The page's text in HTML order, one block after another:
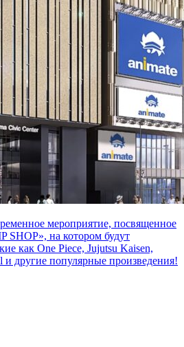
мероприятие, посвященное
SHOP», на котором будут
как One Piece, Jujutsu Kaisen,
и другие популярные произведения!